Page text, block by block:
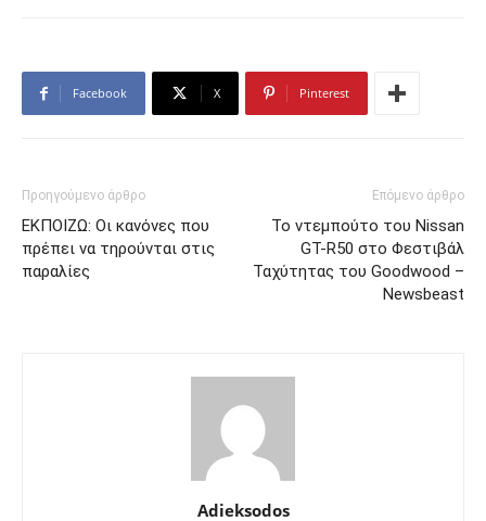
Facebook X Pinterest
Προηγούμενο άρθρο
ΕΚΠΟΙΖΩ: Οι κανόνες που
πρέπει να τηρούνται στις
παραλίες
Επόμενο άρθρο
Το ντεμπούτο του Nissan
GT-R50 στο Φεστιβάλ
Ταχύτητας του Goodwood –
Newsbeast
Adieksodos